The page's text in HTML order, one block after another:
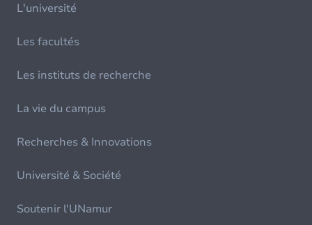
L'université
Les facultés
Les instituts de recherche
La vie du campus
Recherches & Innovations
Université & Société
Soutenir l'UNamur